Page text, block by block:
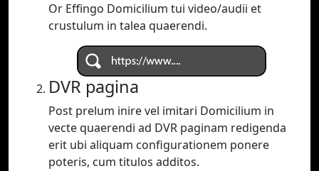
Or Effingo Domicilium tui video/audii et
crustulum in talea quaerendi.
DVR pagina
Post prelum inire vel imitari Domicilium in
vecte quaerendi ad DVR paginam redigenda
erit ubi aliquam configurationem ponere
poteris, cum titulos additos.